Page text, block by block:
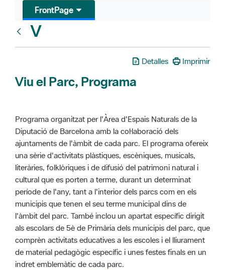
FrontPage
V
Detalles Imprimir
Viu el Parc, Programa
Programa organitzat per l'Àrea d'Espais Naturals de la
Diputació de Barcelona amb la col·laboració dels
ajuntaments de l'àmbit de cada parc. El programa ofereix
una sèrie d'activitats plàstiques, escèniques, musicals,
literàries, folklòriques i de difusió del patrimoni natural i
cultural que es porten a terme, durant un determinat
període de l'any, tant a l'interior dels parcs com en els
municipis que tenen el seu terme municipal dins de
l'àmbit del parc. També inclou un apartat específic dirigit
als escolars de 5è de Primària dels municipis del parc, que
comprèn activitats educatives a les escoles i el lliurament
de material pedagògic específic i unes festes finals en un
indret emblemàtic de cada parc.